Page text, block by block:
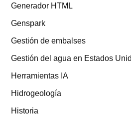
Generador HTML
Genspark
Gestión de embalses
Gestión del agua en Estados
Herramientas IA
Hidrogeología
Historia